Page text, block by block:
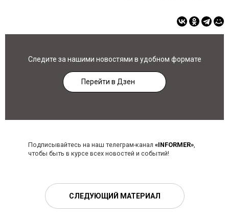
Следите за нашими новостями в удобном формате
Перейти в Дзен
Подписывайтесь на наш телеграм-канал «INFORMER»,
чтобы быть в курсе всех новостей и событий!
СЛЕДУЮЩИЙ МАТЕРИАЛ